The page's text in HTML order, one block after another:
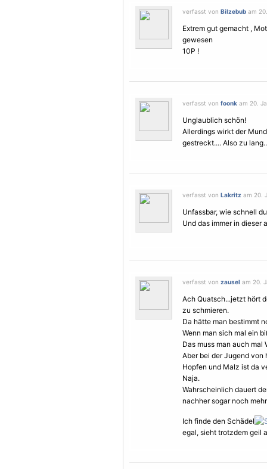
verfasst von Bilzebub am
Extrem gut gemacht ,
gewesen
10P !
verfasst von foonk am 20.
Unglaublich schön!
Allerdings wirkt der
gestreckt.... Also zu
verfasst von Lakritz am 20.
Unfassbar, wie schnell
Und das immer in dieser
verfasst von zausel am 20.
Ach Quatsch...jetzt hört
zu schmieren.
Da hätte man bestimmt
Wenn man sich mal ein
Das muss man auch mal
Aber bei der Jugend von
Hopfen und Malz ist da
Naja.
Wahrscheinlich dauert
nachher sogar noch
Ich finde den Schädel
egal, sieht trotzdem geil